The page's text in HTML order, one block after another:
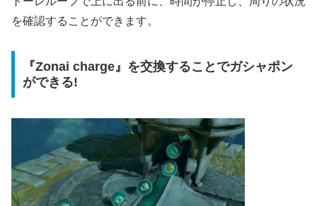
を確認することができます。
『Zonai charge』を交換することでガシャポン
ができる!